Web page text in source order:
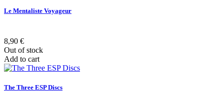
Le Mentaliste Voyageur
8,90 €
Out of stock
Add to cart
The Three ESP Discs